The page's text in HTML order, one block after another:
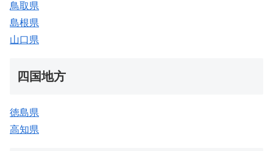
鳥取県
島根県
山口県
四国地方
徳島県
高知県